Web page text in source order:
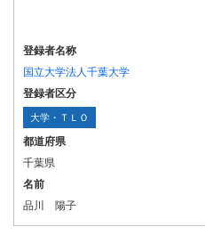
登録者名称
国立大学法人千葉大学
登録者区分
大学・ＴＬＯ
都道府県
千葉県
名前
品川 陽子